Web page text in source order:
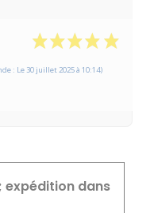
: Le 30 juillet 2025 à 10:14)
expédition dans